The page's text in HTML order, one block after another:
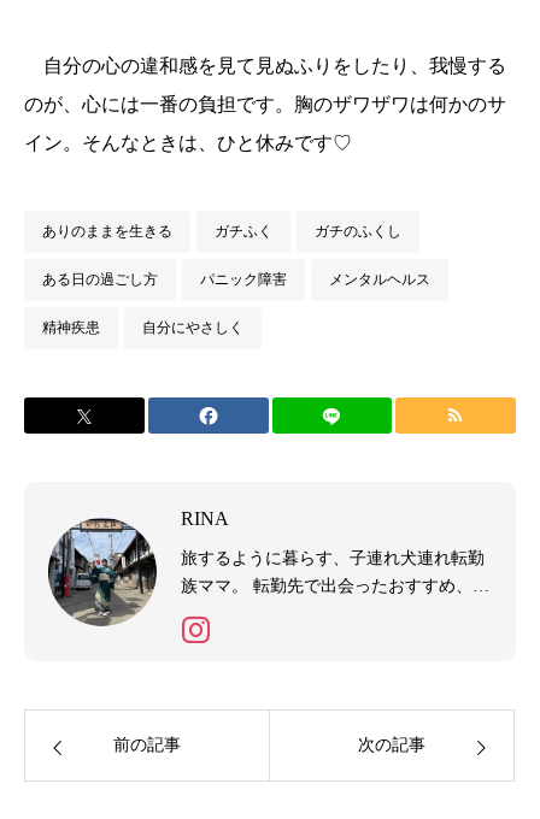
自分の心の違和感を見て見ぬふりをしたり、我慢する
のが、心には一番の負担です。胸のザワザワは何かのサ
イン。そんなときは、ひと休みです♡
ありのままを生きる ガチふく ガチのふくし
ある日の過ごし方 パニック障害 メンタルヘルス
精神疾患 自分にやさしく
RINA
旅するように暮らす、子連れ犬連れ転勤
族ママ。 転勤先で出会ったおすすめ、飾
らない日常など、主にInstagramで発信を
しながら、転勤生活を旅のように楽しん
前の記事
次の記事